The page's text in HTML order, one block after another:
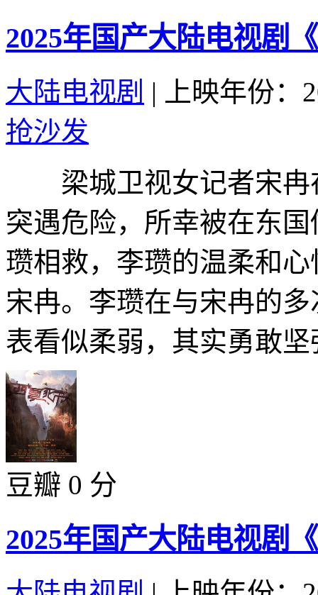
2025年国产大陆电视剧
大陆电视剧 |
上映年份：
抢沙发
梁城卫视女记者宋冉
突遇危险，所幸被在东
瓒相救，李瓒的温柔和
宋冉。李瓒在与宋冉的
表看似柔弱，其实勇敢
豆瓣 0 分
2025年国产大陆电视剧